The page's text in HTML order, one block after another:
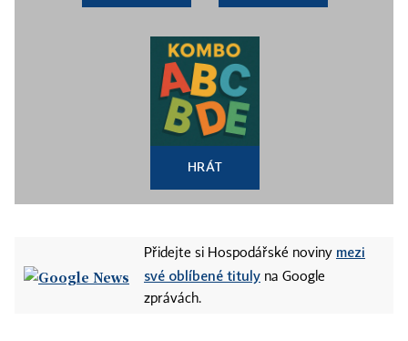
HRÁT
Přidejte si Hospodářské noviny mezi
své oblíbené tituly na Google
zprávách.